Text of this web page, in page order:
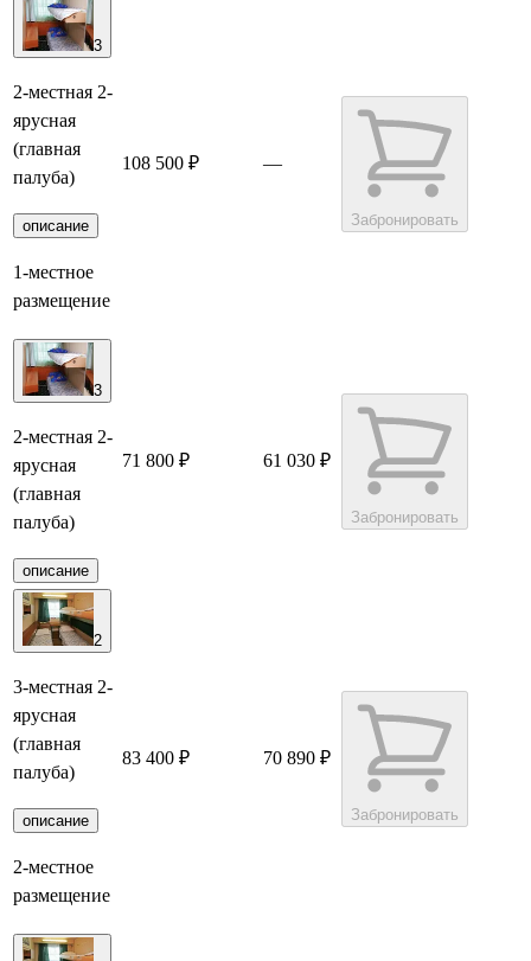
3
2-местная 2-
ярусная
(главная
палуба)
описание
1-местное
размещение
108 500 ₽ —
Забронировать
3
2-местная 2-
ярусная
(главная
палуба)
описание
71 800 ₽ 61 030 ₽
Забронировать
2
3-местная 2-
ярусная
(главная
палуба)
описание
2-местное
размещение
83 400 ₽ 70 890 ₽
Забронировать